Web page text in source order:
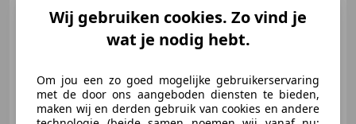
139.998 km Benzine
Wij gebruiken cookies. Zo vind je
wat je nodig hebt.
Om jou een zo goed mogelijke gebruikerservaring
met de door ons aangeboden diensten te bieden,
maken wij en derden gebruik van cookies en andere